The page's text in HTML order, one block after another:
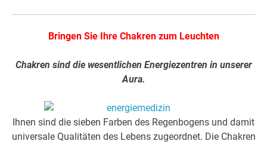
Bringen Sie Ihre Chakren zum Leuchten
Chakren sind die wesentlichen Energiezentren in unserer
Aura.
Ihnen sind die sieben Farben des Regenbogens und damit
universale Qualitäten des Lebens zugeordnet. Die Chakren